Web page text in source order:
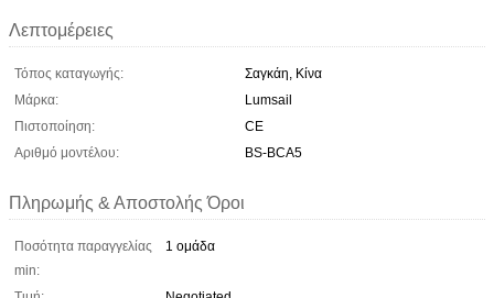
Λεπτομέρειες
Τόπος καταγωγής:
Σαγκάη, Κίνα
Μάρκα:
Lumsail
Πιστοποίηση:
CE
Αριθμό μοντέλου:
BS-BCA5
Πληρωμής & Αποστολής Όροι
Ποσότητα παραγγελίας
min:
1 ομάδα